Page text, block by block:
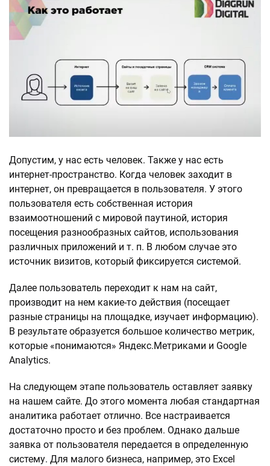
Допустим, у нас есть человек. Также у нас есть
интернет-пространство. Когда человек заходит в
интернет, он превращается в пользователя. У этого
пользователя есть собственная история
взаимоотношений с мировой паутиной, история
посещения разнообразных сайтов, использования
различных приложений и т. п. В любом случае это
источник визитов, который фиксируется системой.
Далее пользователь переходит к нам на сайт,
производит на нем какие-то действия (посещает
разные страницы на площадке, изучает информацию).
В результате образуется большое количество метрик,
которые «понимаются» Яндекс.Метриками и Google
Analytics.
На следующем этапе пользователь оставляет заявку
на нашем сайте. До этого момента любая стандартная
аналитика работает отлично. Все настраивается
достаточно просто и без проблем. Однако дальше
заявка от пользователя передается в определенную
систему. Для малого бизнеса, например, это Excel